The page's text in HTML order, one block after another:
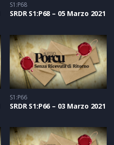
S1:P68
SRDR S1:P68 – 05 Marzo 2021
S1:P66
SRDR S1:P66 – 03 Marzo 2021